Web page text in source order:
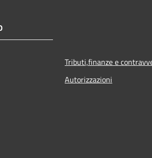
Tributi,finanze e
Autorizzazioni